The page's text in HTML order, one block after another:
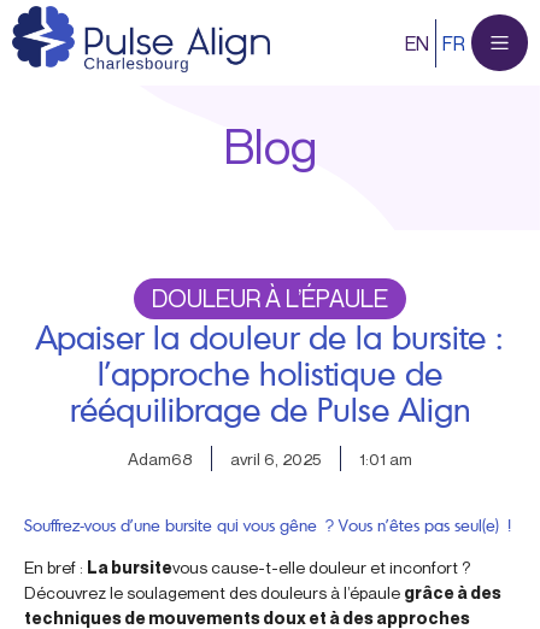
Aller
au
EN FR
Blog
DOULEUR À L’ÉPAULE
Apaiser la douleur de la bursite :
l’approche holistique de
rééquilibrage de Pulse Align
Adam68 avril 6, 2025 1:01 am
Souffrez-vous d’une bursite qui vous gêne ? Vous n’êtes pas seul(e) !
En bref : La bursitevous cause-t-elle douleur et inconfort ?
Découvrez le soulagement des douleurs à l’épaule grâce à des
techniques de mouvements doux et à des approches